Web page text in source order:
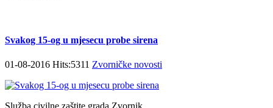
Svakog 15-og u mjesecu probe sirena
01-08-2016 Hits:5311 Zvorničke novosti
Služba civilne zaštite grada Zvornik